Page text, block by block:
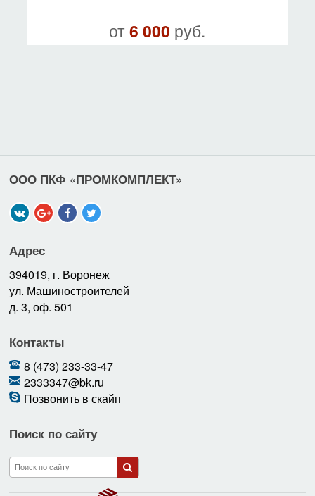
от6 000 руб.
ООО ПКФ «ПРОМКОМПЛЕКТ»
Адрес
394019, г. Воронеж
ул. Машиностроителей
д. 3, оф. 501
Контакты
8 (473) 233-33-47
2333347@bk.ru
Позвонить в скайп
Поиск по сайту